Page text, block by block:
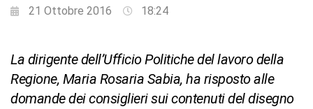
21 Ottobre 2016 18:24
La dirigente dell’Ufficio Politiche del lavoro della
Regione, Maria Rosaria Sabia, ha risposto alle
domande dei consiglieri sui contenuti del disegno